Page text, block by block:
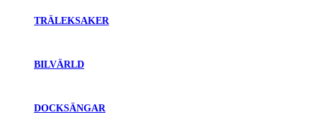
TRÄLEKSAKER
BILVÄRLD
DOCKSÄNGAR